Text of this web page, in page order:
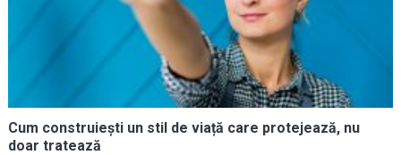
Cum construiești un stil de viață care protejează, nu
doar tratează